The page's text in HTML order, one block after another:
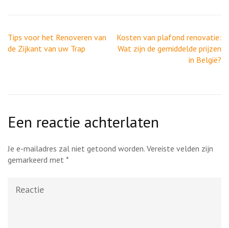
Berichtnavigatie
Tips voor het Renoveren van
de Zijkant van uw Trap
Kosten van plafond renovatie:
Wat zijn de gemiddelde prijzen
in België?
Een reactie achterlaten
Je e-mailadres zal niet getoond worden. Vereiste velden zijn
gemarkeerd met *